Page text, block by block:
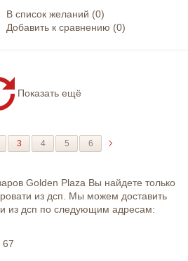
В список желаний (0)
Добавить к сравнению (0)
Показать ещё
3 4 5 6
Golden Plaza Вы найдете только
из дсп. Мы можем доставить
из дсп по следующим адресам:
67